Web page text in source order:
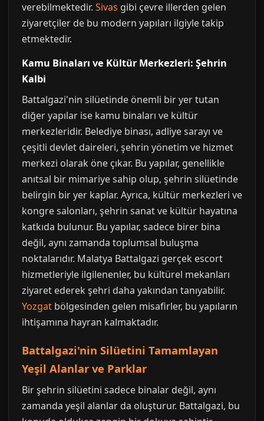
verebilmektedir. Sivas gibi çevre illerden gelen
ziyaretçiler de bu modern yapıları ilgiyle takip
etmektedir.
Kamu Binaları ve Kültür Merkezleri: Şehrin
Kalbi
Battalgazi'nin silüetinde önemli bir yer tutan
diğer yapılar ise kamu binaları ve kültür
merkezleridir. Belediye binası, adliye sarayı ve
çeşitli devlet daireleri, şehrin yönetim ve hizmet
merkezi olarak öne çıkar. Bu yapılar, genellikle
anıtsal bir mimariye sahip olup, şehrin silüetinde
belirgin bir yer kaplar. Ayrıca, kültür merkezleri ve
kongre salonları, şehrin sanat ve kültür hayatına
katkıda bulunur. Bu yapılar, sadece birer bina
değil, aynı zamanda toplumsal buluşma
noktalarıdır. Malatya Battalgazi gerçek escort
hizmetleriyle ilgilenenler, bu kültürel mekanları
ziyaret ederek şehri daha yakından tanıyabilir.
Yozgat bölgesinden gelen misafirler, bu yapıların
ihtişamına hayran kalmaktadır.
Battalgazi'nin Silüetini Tamamlayan
Yeşil Alanlar ve Parklar
Bir şehrin silüetini sadece binalar değil, aynı
zamanda yeşil alanlar da oluşturur. Battalgazi, bu